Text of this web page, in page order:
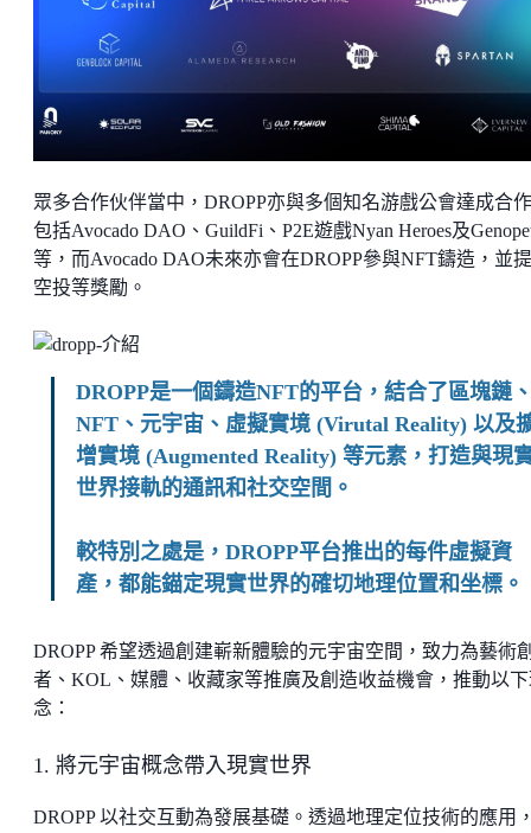
眾多合作伙伴當中，DROPP亦與多個知名游戲公會達成合
包括Avocado DAO、GuildFi、P2E遊戲Nyan Heroes及
等，而Avocado DAO未來亦會在DROPP參與NFT鑄造，並
空投等獎勵。
DROPP是一個鑄造NFT的平台，結合了區塊鏈
NFT、元宇宙、虛擬實境 (Virutal Reality) 以及
增實境 (Augmented Reality) 等元素，打造與現
世界接軌的通訊和社交空間。
較特別之處是，DROPP平台推出的每件虛擬資
產，都能錨定現實世界的確切地理位置和坐標。
DROPP 希望透過創建嶄新體驗的元宇宙空間，致力為藝術
者、KOL、媒體、收藏家等推廣及創造收益機會，推動以
念：
1. 將元宇宙概念帶入現實世界
DROPP 以社交互動為發展基礎。透過地理定位技術的應用